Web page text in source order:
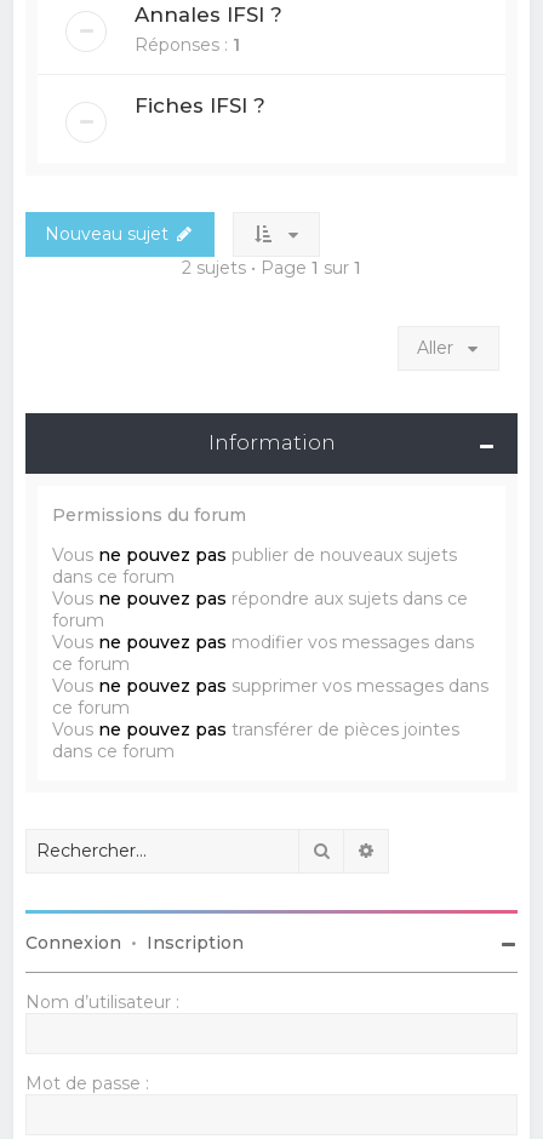
Annales IFSI ?
Réponses : 1
Fiches IFSI ?
Nouveau sujet
2 sujets • Page 1 sur 1
Aller
Information
Permissions du forum
Vous ne pouvez pas publier de nouveaux sujets
dans ce forum
Vous ne pouvez pas répondre aux sujets dans ce
forum
Vous ne pouvez pas modifier vos messages dans
ce forum
Vous ne pouvez pas supprimer vos messages dans
ce forum
Vous ne pouvez pas transférer de pièces jointes
dans ce forum
Rechercher
Connexion • Inscription
Nom d’utilisateur :
Mot de passe :